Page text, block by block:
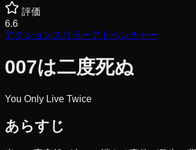
評価
6.6
アクションスリラーアドベンチャー
007は二度死ぬ
You Only Live Twice
あらすじ